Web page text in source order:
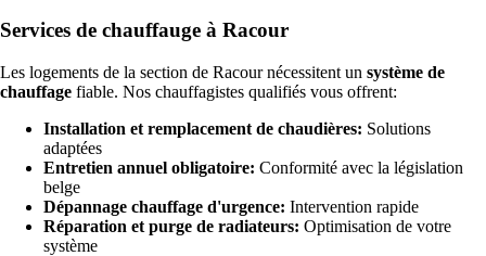
Services de chauffauge à Racour
Les logements de la section de Racour nécessitent un système de
chauffage fiable. Nos chauffagistes qualifiés vous offrent:
Installation et remplacement de chaudières: Solutions
adaptées
Entretien annuel obligatoire: Conformité avec la législation
belge
Dépannage chauffage d'urgence: Intervention rapide
Réparation et purge de radiateurs: Optimisation de votre
système